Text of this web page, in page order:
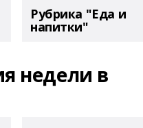
Рубрика "Еда и
напитки"
недели в